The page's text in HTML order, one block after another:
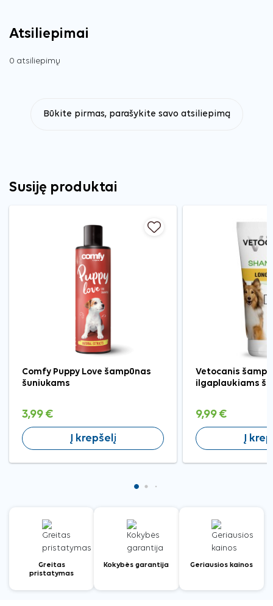
Atsiliepimai
0 atsiliepimų
Būkite pirmas, parašykite savo atsiliepimą
Susiję produktai
Comfy Puppy Love šampūnas
šuniukams
3,99 €
Į krepšelį
Vetocanis
ilgaplaukiams
9,99 €
Į
Greitas
pristatymas
Kokybės garantija Geriausios kainos